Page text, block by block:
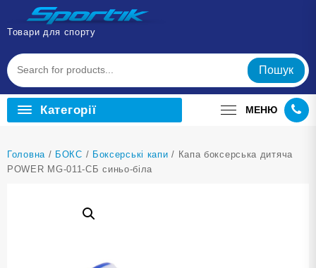
Перейти
вмісту
Товари для спорту
Пошук
Категорії МЕНЮ
Головна / БОКС / Боксерські капи / Капа боксерська дитяча
POWER MG-011-СБ синьо-біла